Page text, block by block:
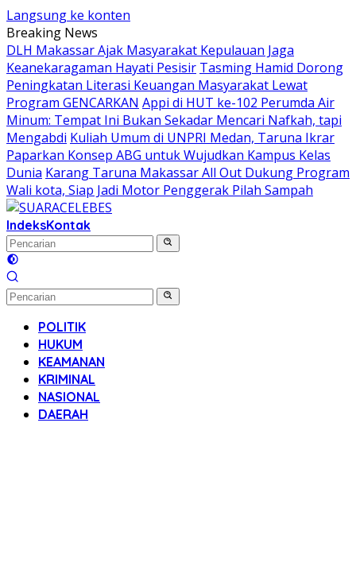
Langsung ke konten
Breaking News
DLH Makassar Ajak Masyarakat Kepulauan Jaga
Keanekaragaman Hayati Pesisir Tasming Hamid Dorong
Peningkatan Literasi Keuangan Masyarakat Lewat
Program GENCARKAN Appi di HUT ke-102 Perumda Air
Minum: Tempat Ini Bukan Sekadar Mencari Nafkah, tapi
Mengabdi Kuliah Umum di UNPRI Medan, Taruna Ikrar
Paparkan Konsep ABG untuk Wujudkan Kampus Kelas
Dunia Karang Taruna Makassar All Out Dukung Program
Wali kota, Siap Jadi Motor Penggerak Pilah Sampah
IndeksKontak
POLITIK
HUKUM
KEAMANAN
KRIMINAL
NASIONAL
DAERAH